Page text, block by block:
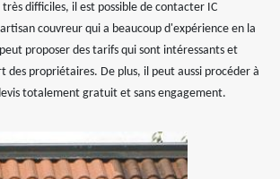
difficiles, il est possible de contacter IC
couvreur qui a beaucoup d'expérience en la
proposer des tarifs qui sont intéressants et
des propriétaires. De plus, il peut aussi procéder à
totalement gratuit et sans engagement.